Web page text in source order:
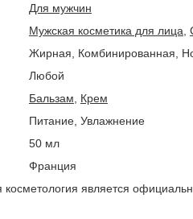
Для мужчин
Мужская косметика для лица
Жирная, Комбинированная,
Любой
Бальзам
Крем
Питание, Увлажнение
50 мл
Франция
является